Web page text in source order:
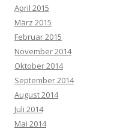
April 2015
März 2015
Februar 2015
November 2014
Oktober 2014
September 2014
August 2014
Juli 2014
Mai 2014